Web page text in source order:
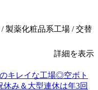
製薬化粧品系工場 / 交替
詳細を表示